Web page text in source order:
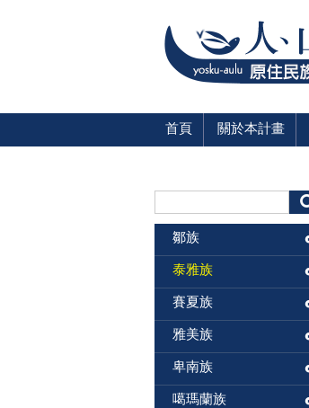
首頁 關於本計畫
鄒族
泰雅族
賽夏族
雅美族
卑南族
噶瑪蘭族